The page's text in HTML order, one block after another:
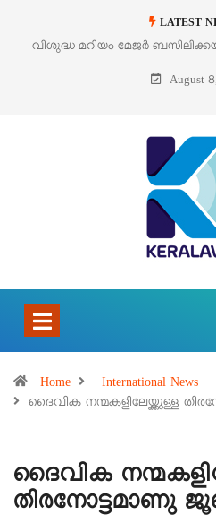
LATEST
‘പെറ്റൽസ്’ ലൈഫ് സ്റ്റൈൽ
August
Home
International News
ദൈവിക നന്മകളിലേയ്ക്കുള്ള
ദൈവിക
തിരനോട്ടമാണു